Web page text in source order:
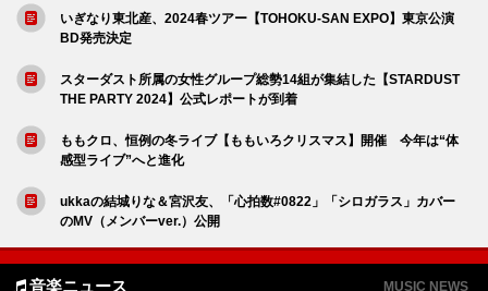
いぎなり東北産、2024春ツアー【TOHOKU-SAN EXPO】東京公演
BD発売決定
スターダスト所属の女性グループ総勢14組が集結した【STARDUST
THE PARTY 2024】公式レポートが到着
ももクロ、恒例の冬ライブ【ももいろクリスマス】開催 今年は“体
感型ライブ”へと進化
ukkaの結城りな＆宮沢友、「心拍数#0822」「シロガラス」カバー
のMV（メンバーver.）公開
音楽ニュース MUSIC NEWS